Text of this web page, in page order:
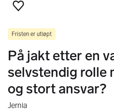
Fristen er utløpt
På jakt etter en
selvstendig rolle
og stort ansvar?
Jernia